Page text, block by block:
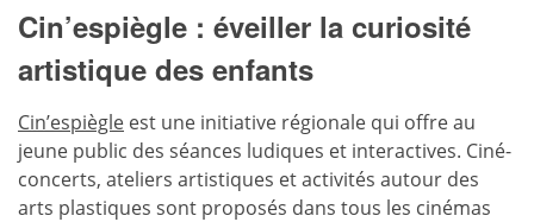
Cin’espiègle : éveiller la curiosité
artistique des enfants
Cin’espiègle est une initiative régionale qui offre au
jeune public des séances ludiques et interactives. Ciné-
concerts, ateliers artistiques et activités autour des
arts plastiques sont proposés dans tous les cinémas